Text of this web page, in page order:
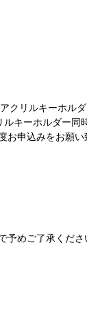
クリルキーホル
ルキーホルダー同
申込みをお願い
予めご了承くださ